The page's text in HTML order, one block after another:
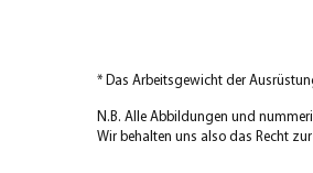
* Das Arbeitsgewicht der
N.B. Alle Abbildungen und
Wir behalten uns also das Recht